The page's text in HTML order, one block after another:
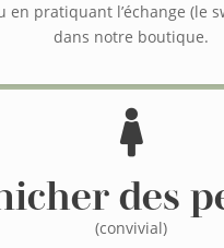
en pratiquant l’échange (le
dans notre boutique.

des
(convivial)